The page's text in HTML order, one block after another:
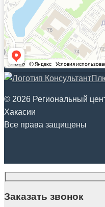
© 2026 Региональный
Хакасии
Все права защищены
Заказать звонок